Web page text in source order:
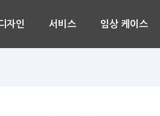
자인 서비스 임상 케이스